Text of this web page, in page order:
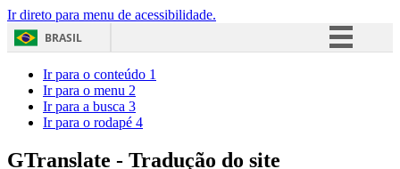
Ir direto para menu de acessibilidade.
BRASIL
Acesso à informação
Ir para o conteúdo 1
Ir para o menu 2
Ir para a busca 3
Ir para o rodapé 4
GTranslate - Tradução do site